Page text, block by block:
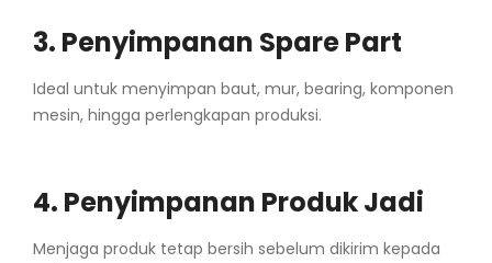
3. Penyimpanan Spare Part
Ideal untuk menyimpan baut, mur, bearing, komponen
mesin, hingga perlengkapan produksi.
4. Penyimpanan Produk Jadi
Menjaga produk tetap bersih sebelum dikirim kepada